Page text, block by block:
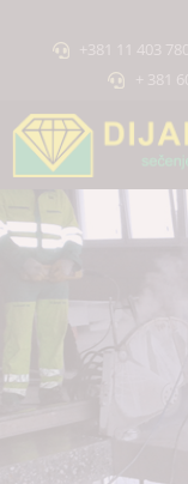
+381 11 403 7808
+ 381